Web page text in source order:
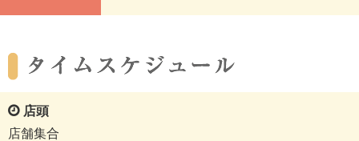
店頭
店舗集合